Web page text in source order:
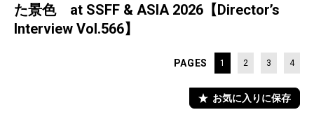
た景色 at SSFF & ASIA 2026【Director’s
Interview Vol.566】
PAGES 1 2 3 4
お気に入りに保存